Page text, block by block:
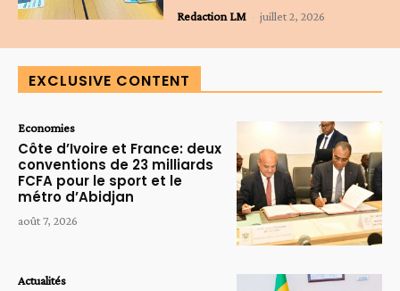
Redaction LM - juillet 2, 2026
EXCLUSIVE CONTENT
Economies
Côte d’Ivoire et France: deux
conventions de 23 milliards
FCFA pour le sport et le
métro d’Abidjan
août 7, 2026
Actualités